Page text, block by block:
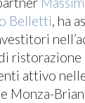
Belletti, ha
ristorazione
attivo
Monza-